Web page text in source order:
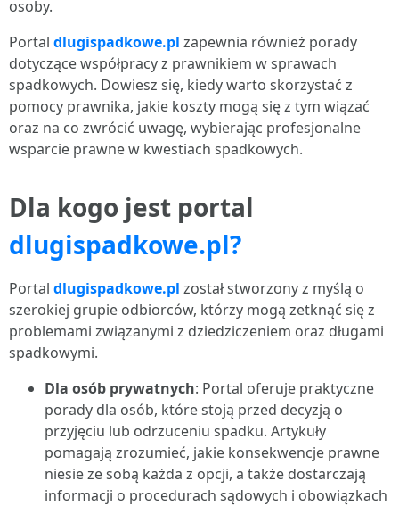
osoby.
Portal dlugispadkowe.pl zapewnia również porady
dotyczące współpracy z prawnikiem w sprawach
spadkowych. Dowiesz się, kiedy warto skorzystać z
pomocy prawnika, jakie koszty mogą się z tym wiązać
oraz na co zwrócić uwagę, wybierając profesjonalne
wsparcie prawne w kwestiach spadkowych.
Dla kogo jest portal
dlugispadkowe.pl?
Portal dlugispadkowe.pl został stworzony z myślą o
szerokiej grupie odbiorców, którzy mogą zetknąć się z
problemami związanymi z dziedziczeniem oraz długami
spadkowymi.
Dla osób prywatnych: Portal oferuje praktyczne
porady dla osób, które stoją przed decyzją o
przyjęciu lub odrzuceniu spadku. Artykuły
pomagają zrozumieć, jakie konsekwencje prawne
niesie ze sobą każda z opcji, a także dostarczają
informacji o procedurach sądowych i obowiązkach